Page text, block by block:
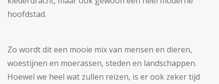
hoofdstad.
Zo wordt dit een mooie mix van mensen en dieren,
woestijnen en moerassen, steden en landschappen.
Hoewel we heel wat zullen reizen, is er ook zeker tijd